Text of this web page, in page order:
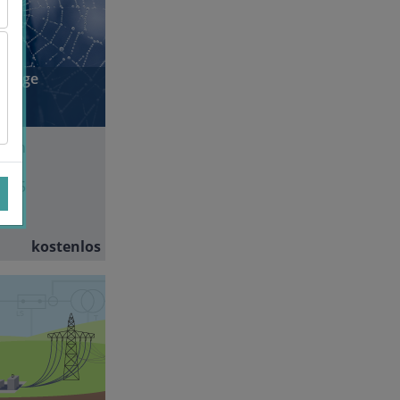
115
kostenlos